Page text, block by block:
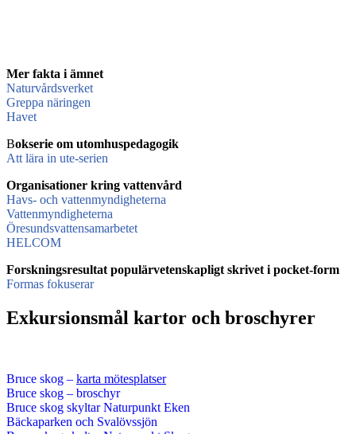
Mer fakta i ämnet
Naturvårdsverket
Greppa näringen
Havet
Bokserie om utomhuspedagogik
Att lära in ute-serien
Organisationer kring vattenvård
Havs- och vattenmyndigheterna
Vattenmyndigheterna
Öresundsvattensamarbetet
HELCOM
Forskningsresultat populärvetenskapligt skrivet i pocket-form
Formas fokuserar
Exkursionsmål kartor och broschyrer
Bruce skog – karta mötesplatser
Bruce skog – broschyr
Bruce skog skyltar Naturpunkt Eken
Bäckaparken och Svalövssjön